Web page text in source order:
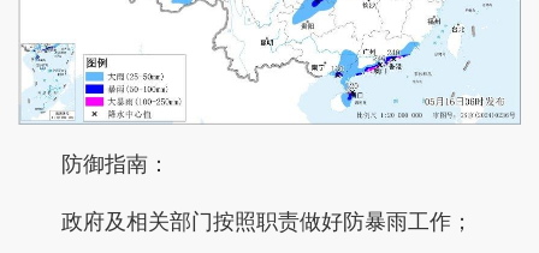
防御指南：
政府及相关部门按照职责做好防暴雨工作；